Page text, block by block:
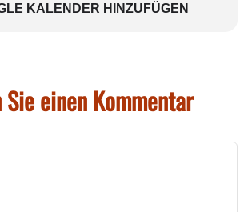
KALENDER HINZUFÜGEN
einen Kommentar